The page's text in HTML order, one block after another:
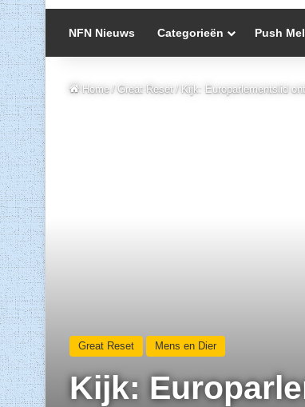
NFN Nieuws Categorieën Push
Home / Great Reset / Kijk: Europarlementslid
Great Reset Mens en Dier
Kijk: